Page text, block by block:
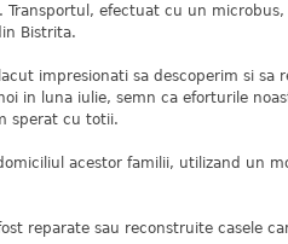
Transportul, efectuat cu un
Bistrita.
impresionati sa descoperim si sa
in luna iulie, semn ca eforturile
sperat cu totii.
acestor familii, utilizand un
reparate sau reconstruite casele